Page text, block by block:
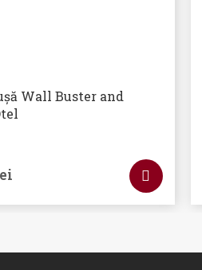
Wall Buster and